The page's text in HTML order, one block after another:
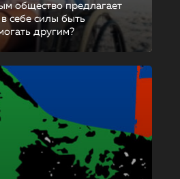
общество предлагает
в себе силы быть
другим?